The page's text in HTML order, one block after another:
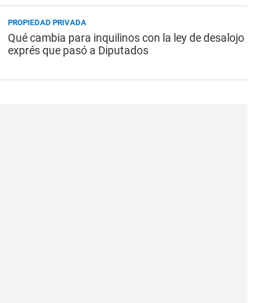
PROPIEDAD PRIVADA
Qué cambia para inquilinos con la ley de desalojo
exprés que pasó a Diputados